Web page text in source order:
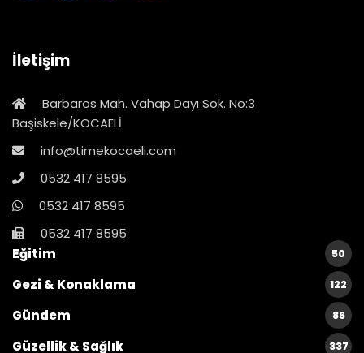
İletişim
Barbaros Mah. Vahap Dayı Sok. No:3
Başiskele/KOCAELİ
info@timekocaeli.com
0532 417 8595
0532 417 8595
0532 417 8595
Eğitim
50
Gezi & Konaklama 122
Gündem 86
Güzellik & Sağlık 337